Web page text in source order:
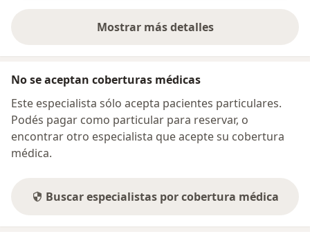
Mostrar más detalles
sobre la dirección
No se aceptan coberturas médicas
Este especialista sólo acepta pacientes particulares.
Podés pagar como particular para reservar, o
encontrar otro especialista que acepte su cobertura
médica.
Buscar especialistas por cobertura médica